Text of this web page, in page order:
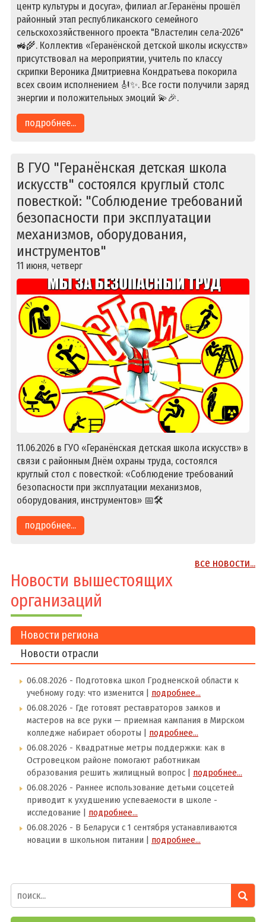
центр культуры и досуга», филиал аг.Геранёны прошёл
районный этап республиканского семейного
сельскохозяйственного проекта "Властелин села-2026"
🚜🌾. Коллектив «Геранёнской детской школы искусств»
присутствовал на мероприятии, учитель по классу
скрипки Вероника Дмитриевна Кондратьева покорила
всех своим исполнением 🎻✨. Все гости получили заряд
энергии и положительных эмоций 💫🎉.
подробнее...
В ГУО "Геранёнская детская школа
искусств" состоялся круглый столс
повесткой: "Соблюдение требований
безопасности при эксплуатации
механизмов, оборудования,
инструментов"
11 июня, четверг
11.06.2026 в ГУО «Геранёнская детская школа искусств» в
связи с районным Днём охраны труда, состоялся
круглый стол с повесткой: «Соблюдение требований
безопасности при эксплуатации механизмов,
оборудования, инструментов» 📅🛠️
подробнее...
все новости...
Новости вышестоящих
организаций
Новости региона
Новости отрасли
06.08.2026 - Подготовка школ Гродненской области к
учебному году: что изменится | подробнее...
06.08.2026 - Где готовят реставраторов замков и
мастеров на все руки — приемная кампания в Мирском
колледже набирает обороты | подробнее...
06.08.2026 - Квадратные метры поддержки: как в
Островецком районе помогают работникам
образования решить жилищный вопрос | подробнее...
06.08.2026 - Раннее использование детьми соцсетей
приводит к ухудшению успеваемости в школе -
исследование | подробнее...
06.08.2026 - В Беларуси с 1 сентября устанавливаются
новации в школьном питании | подробнее...